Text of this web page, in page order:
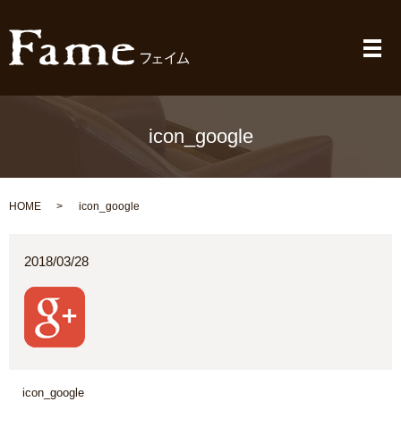
メ
icon_google
HOME icon_google
2018/03/28
icon_google